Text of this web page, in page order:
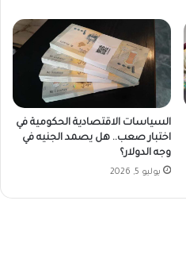
السياسات الاقتصادية الحكومية في
اختبار صعب.. هل يصمد الجنيه في
وجه الدولار؟
يوليو 5, 2026